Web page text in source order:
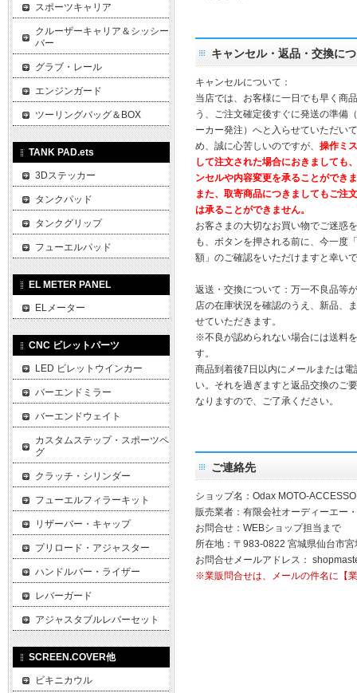
キャンセル・返品・交換に
キャンセルについて：
当店では、お客様に一日でも早く商
う、ご注文確定後すぐに発送の準備
ーカー発注）へと入らせていただい
め、誠に心苦しいのですが、 操作ミ
して注文された場合におきましても
ンセルや内容変更を承ることができ
また、取寄商品につきましてもご注
は承ることができません。
お客さまの大切なお買い物でご迷惑
も、ボタンを押される前に、今一度
額」のご確認をいただけますと幸い
返送・交換について：万一不良品等
店の在庫状況を確認のうえ、新品、
せていただきます。
※不良が認められない場合には送料
す。
商品到着後7日以内にメールまたは
い。それを過ぎますと返品交換のご
なりますので、ご了承ください。
ご連絡先
ショップ名：Odax MOTO-
販売業者：有限会社オーディーエー
お問合せ：WEBショップ担当まで
所在地：〒983-0822 宮城県仙台市
お問合せメールアドレス：
※業販問合せは、メールの件名に【
スポーツキャリア
クルーザーキャリア＆シッシー
バー
グラブ・レール
エンジンガード
ツーリングバッグ＆BOX
TANK PAD.ets
3Dステッカー
タンクパッド
タンクグリップ
フューエルパッド
EL METER PANEL
ELメーター
CNC ビレットパーツ
LED ビレットウインカー
バーエンドミラー
バーエンドウェイト
カスタムステップ・スポーツペ
グ
クラッチ・シリンダー
フューエルフィラーキット
リザーバー・キャップ
プリロード・アジャスター
ハンドルバー・ライザー
レバーガード
アジャスタブルレバーセット
SCREEN.COVER他
ビキニカウル